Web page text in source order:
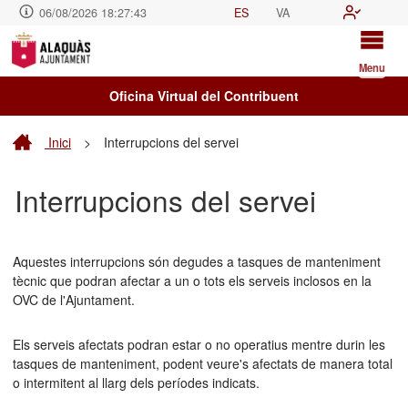
06/08/2026 18:27:43 ES VA
Menu
Oficina Virtual del Contribuent
Inici > Interrupcions del servei
Interrupcions del servei
Aquestes interrupcions són degudes a tasques de manteniment
tècnic que podran afectar a un o tots els serveis inclosos en la
OVC de l'Ajuntament.
Els serveis afectats podran estar o no operatius mentre durin les
tasques de manteniment, podent veure's afectats de manera total
o intermitent al llarg dels períodes indicats.